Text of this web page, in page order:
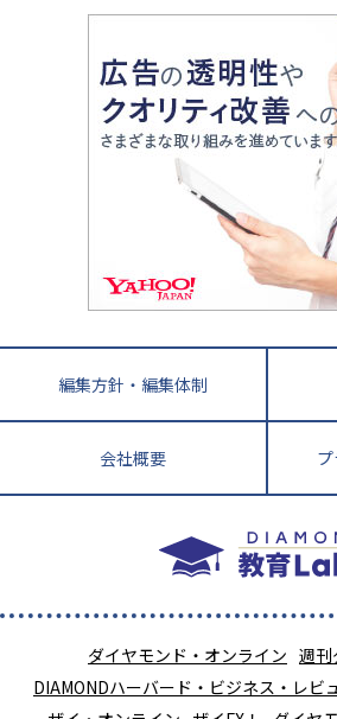
大阪府
兵庫県 京都府
鳥取県
島根県 岡山県
香川県
長崎県
鹿児島県 沖縄県
教育全般
大学受験塾の選び方
中学受験に熱心な市区町村ラン
小学校受験
家庭教師
運動と遊びを考える
情報Ⅰ、数学が苦手な人注目！最
アップ法
悩み多き「大学受験」相談室
英語・英会話・英検対策
小学校教師が解説！中学受験のリ
教育ジャーナリストが徹底解説！
大学入試改革
ママテクエグザム
進化する中高一貫校・高校
編集方針・編集体制
会社概要
ダイヤモンド・オンライン 週刊
DIAMONDハーバード・ビジネス・レビ